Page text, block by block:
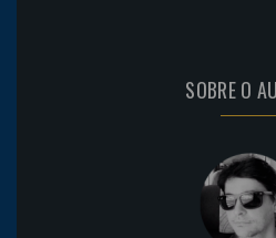
SOBRE O